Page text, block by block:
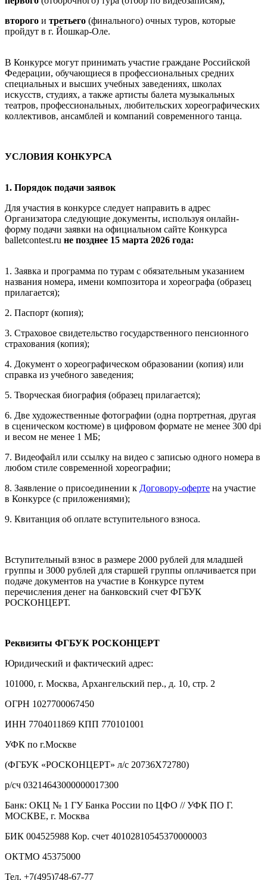
второго и третьего (финального) очных туров, которые
пройдут в г. Йошкар-Оле.
В Конкурсе могут принимать участие граждане Российской
Федерации, обучающиеся в профессиональных средних
специальных и высших учебных заведениях, школах
искусств, студиях, а также артисты балета музыкальных
театров, профессиональных, любительских хореографических
коллективов, ансамблей и компаний современного танца.
УСЛОВИЯ КОНКУРСА
1. Порядок подачи заявок
Для участия в конкурсе следует направить в адрес
Организатора следующие документы, используя онлайн-
форму подачи заявки на официальном сайте Конкурса
balletcontest.ru не позднее 15 марта 2026 года:
1. Заявка и программа по турам с обязательным указанием
названия номера, имени композитора и хореографа (образец
прилагается);
2. Паспорт (копия);
3. Страховое свидетельство государственного пенсионного
страхования (копия);
4. Документ о хореографическом образовании (копия) или
справка из учебного заведения;
5. Творческая биография (образец прилагается);
6. Две художественные фотографии (одна портретная, другая
в сценическом костюме) в цифровом формате не менее 300 dpi
и весом не менее 1 МБ;
7. Видеофайл или ссылку на видео с записью одного номера в
любом стиле современной хореографии;
8. Заявление о присоединении к Договору-оферте на участие
в Конкурсе (с приложениями);
9. Квитанция об оплате вступительного взноса.
Вступительный взнос в размере 2000 рублей для младшей
группы и 3000 рублей для старшей группы оплачивается при
подаче документов на участие в Конкурсе путем
перечисления денег на банковский счет ФГБУК
РОСКОНЦЕРТ.
Реквизиты ФГБУК РОСКОНЦЕРТ
Юридический и фактический адрес:
101000, г. Москва, Архангельский пер., д. 10, стр. 2
ОГРН 1027700067450
ИНН 7704011869 КПП 770101001
УФК по г.Москве
(ФГБУК «РОСКОНЦЕРТ» л/с 20736Х72780)
р/сч 03214643000000017300
Банк: ОКЦ № 1 ГУ Банка России по ЦФО // УФК ПО Г.
МОСКВЕ, г. Москва
БИК 004525988 Кор. счет 40102810545370000003
ОКТМО 45375000
Тел. +7(495)748-67-77